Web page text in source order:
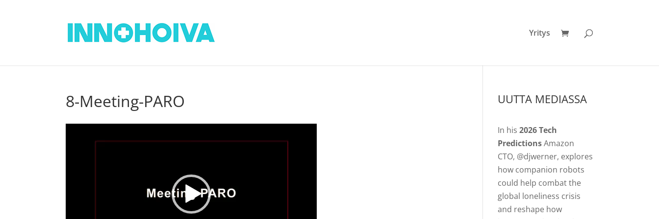
Yritys
8-Meeting-PARO UUTTA MEDIASSA
In his2026 Tech
PredictionsAmazon
CTO, @djwerner, explores
how companion robots
could help combat the
global loneliness crisis
and reshape how